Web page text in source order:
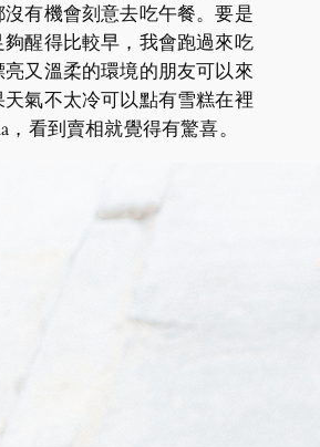
有機會刻意去吃午餐。要是
醒得比較早，我會跑過來吃
又溫柔的環境的朋友可以來
氣不太冷可以點有雪糕在裡
看到賣相就覺得有驚喜。